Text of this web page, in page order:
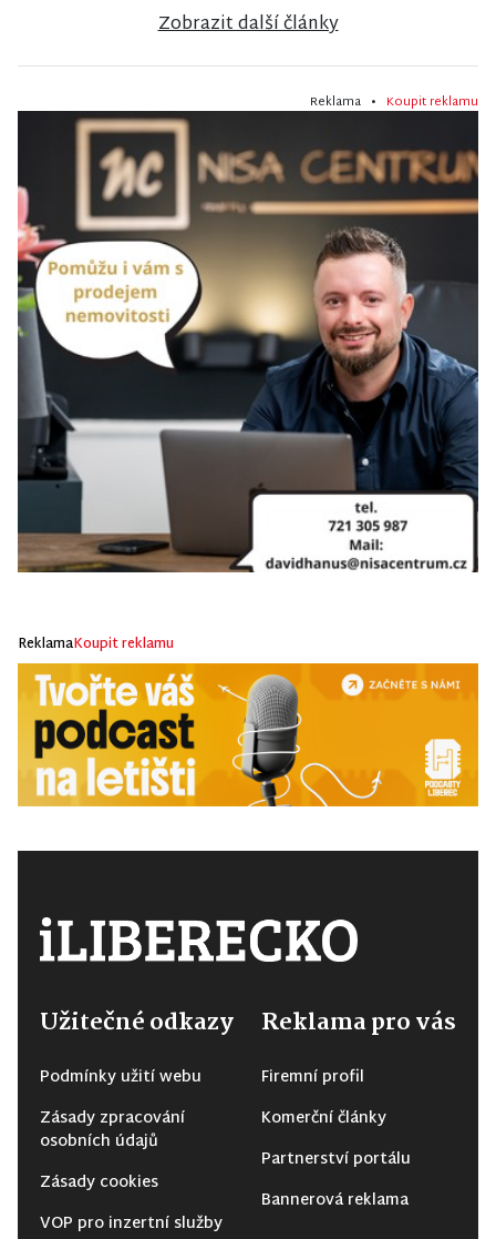
Zobrazit další články
Reklama • Koupit reklamu
ReklamaKoupit reklamu
Užitečné odkazy
Podmínky užití webu
Zásady zpracování
osobních údajů
Zásady cookies
VOP pro inzertní služby
Reklama pro vás
Firemní profil
Komerční články
Partnerství portálu
Bannerová reklama